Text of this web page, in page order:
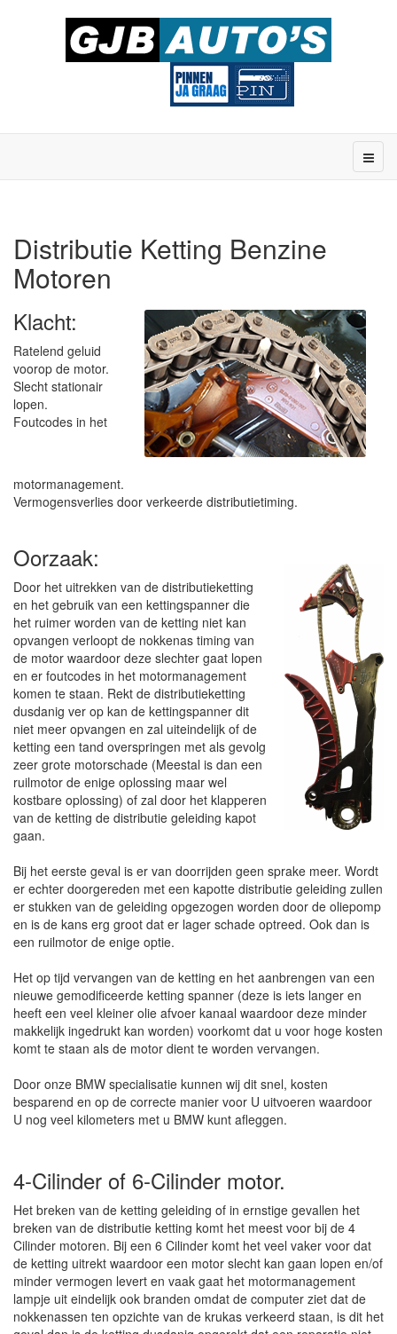
Distributie Ketting Benzine
Motoren
Klacht:
Ratelend geluid
voorop de motor.
Slecht stationair
lopen.
Foutcodes in het
motormanagement.
Vermogensverlies door verkeerde distributietiming.
Oorzaak:
Door het uitrekken van de distributieketting
en het gebruik van een kettingspanner die
het ruimer worden van de ketting niet kan
opvangen verloopt de nokkenas timing van
de motor waardoor deze slechter gaat lopen
en er foutcodes in het motormanagement
komen te staan. Rekt de distributieketting
dusdanig ver op kan de kettingspanner dit
niet meer opvangen en zal uiteindelijk of de
ketting een tand overspringen met als gevolg
zeer grote motorschade (Meestal is dan een
ruilmotor de enige oplossing maar wel
kostbare oplossing) of zal door het klapperen
van de ketting de distributie geleiding kapot
gaan.
Bij het eerste geval is er van doorrijden geen sprake meer. Wordt
er echter doorgereden met een kapotte distributie geleiding zullen
er stukken van de geleiding opgezogen worden door de oliepomp
en is de kans erg groot dat er lager schade optreed. Ook dan is
een ruilmotor de enige optie.
Het op tijd vervangen van de ketting en het aanbrengen van een
nieuwe gemodificeerde ketting spanner (deze is iets langer en
heeft een veel kleiner olie afvoer kanaal waardoor deze minder
makkelijk ingedrukt kan worden) voorkomt dat u voor hoge kosten
komt te staan als de motor dient te worden vervangen.
Door onze BMW specialisatie kunnen wij dit snel, kosten
besparend en op de correcte manier voor U uitvoeren waardoor
U nog veel kilometers met u BMW kunt afleggen.
4-Cilinder of 6-Cilinder motor.
Het breken van de ketting geleiding of in ernstige gevallen het
breken van de distributie ketting komt het meest voor bij de 4
Cilinder motoren. Bij een 6 Cilinder komt het veel vaker voor dat
de ketting uitrekt waardoor een motor slecht kan gaan lopen en/of
minder vermogen levert en vaak gaat het motormanagement
lampje uit eindelijk ook branden omdat de computer ziet dat de
nokkenassen ten opzichte van de krukas verkeerd staan, is dit het